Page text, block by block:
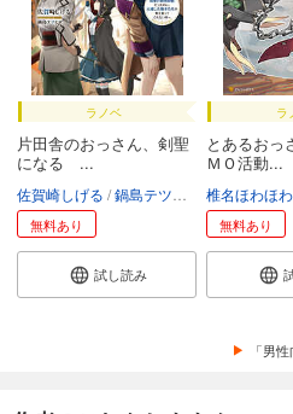
ラノベ
片田舎のおっさん、剣聖
になる ...
佐賀崎しげる 鍋島テツヒロ
無料あり
試し読み
ラ
とあるおっ
ＭＯ活動...
椎名ほわほわ
無料あり
「男